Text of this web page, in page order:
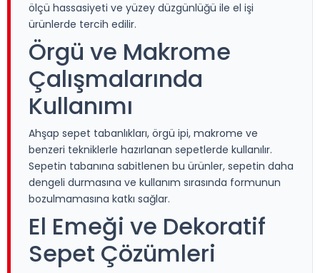
ölçü hassasiyeti ve yüzey düzgünlüğü ile el işi
ürünlerde tercih edilir.
Örgü ve Makrome
Çalışmalarında
Kullanımı
Ahşap sepet tabanlıkları, örgü ipi, makrome ve
benzeri tekniklerle hazırlanan sepetlerde kullanılır.
Sepetin tabanına sabitlenen bu ürünler, sepetin daha
dengeli durmasına ve kullanım sırasında formunun
bozulmamasına katkı sağlar.
El Emeği ve Dekoratif
Sepet Çözümleri